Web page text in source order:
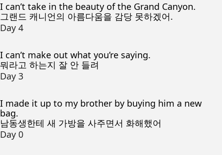
I can’t take in the beauty of the Grand Canyon.
그랜드 캐니언의 아름다움을 감당 못하겠어.
Day 4
I can’t make out what you’re saying.
뭐라고 하는지 잘 안 들려
Day 3
I made it up to my brother by buying him a new
bag.
남동생한테 새 가방을 사주면서 화해했어
Day 0